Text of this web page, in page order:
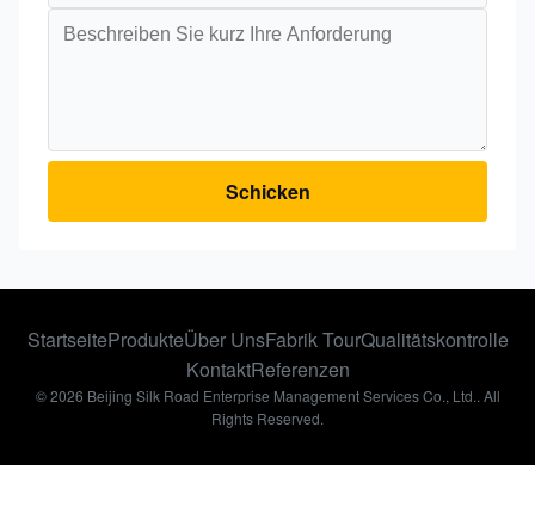
Schicken
StartseiteProdukteÜber UnsFabrik TourQualitätskontrolle
KontaktReferenzen
© 2026 Beijing Silk Road Enterprise Management Services Co., Ltd.. All
Rights Reserved.